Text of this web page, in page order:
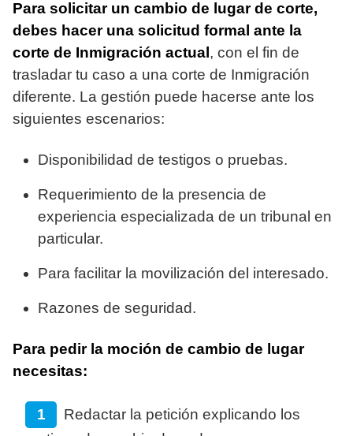
Para solicitar un cambio de lugar de corte,
debes hacer una solicitud formal ante la
corte de Inmigración actual, con el fin de
trasladar tu caso a una corte de Inmigración
diferente. La gestión puede hacerse ante los
siguientes escenarios:
Disponibilidad de testigos o pruebas.
Requerimiento de la presencia de
experiencia especializada de un tribunal en
particular.
Para facilitar la movilización del interesado.
Razones de seguridad.
Para pedir la moción de cambio de lugar
necesitas:
Redactar la petición explicando los